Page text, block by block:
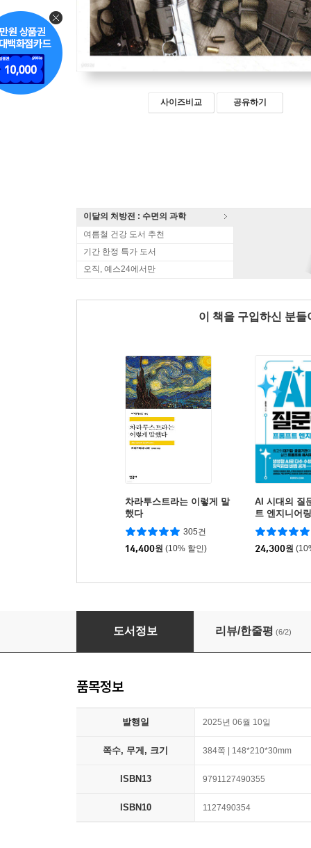
사이즈비교 공유하기
이달의 처방전 : 수면의 과학
여름철 건강 도서 추천
기간 한정 특가 도서
오직, 예스24에서만
이 책을 구입하신 분
차라투스트라는 이렇게 말
했다
305건
14,400원 (10% 할인)
AI 시대의 질
트 엔지니어링
24,300원
총기 대전
도서정보 리뷰/한줄평 (6/2)
품목정보
발행일 2025년 06월 10일
쪽수, 무게, 크기 384쪽 | 148*210*30mm
ISBN13 9791127490355
ISBN10 1127490354